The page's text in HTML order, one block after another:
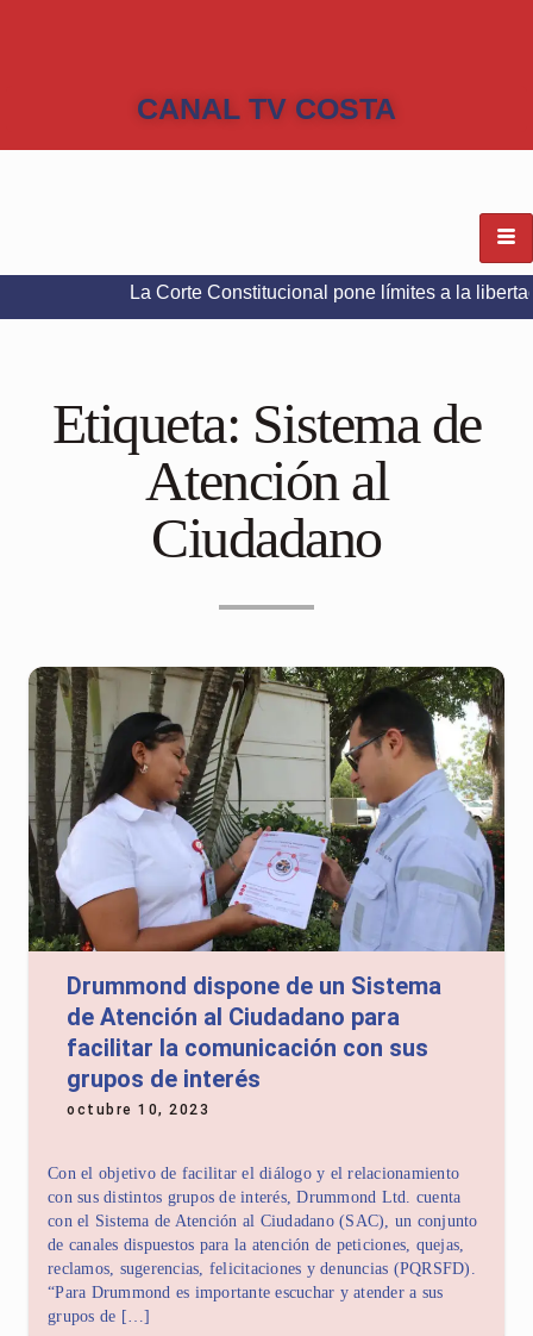
CANAL TV COSTA
La Corte Constitucional pone límites a la libertad de
Etiqueta: Sistema de
Atención al
Ciudadano
Drummond dispone de un Sistema
de Atención al Ciudadano para
facilitar la comunicación con sus
grupos de interés
octubre 10, 2023
Con el objetivo de facilitar el diálogo y el relacionamiento
con sus distintos grupos de interés, Drummond Ltd. cuenta
con el Sistema de Atención al Ciudadano (SAC), un conjunto
de canales dispuestos para la atención de peticiones, quejas,
reclamos, sugerencias, felicitaciones y denuncias (PQRSFD).
“Para Drummond es importante escuchar y atender a sus
grupos de […]